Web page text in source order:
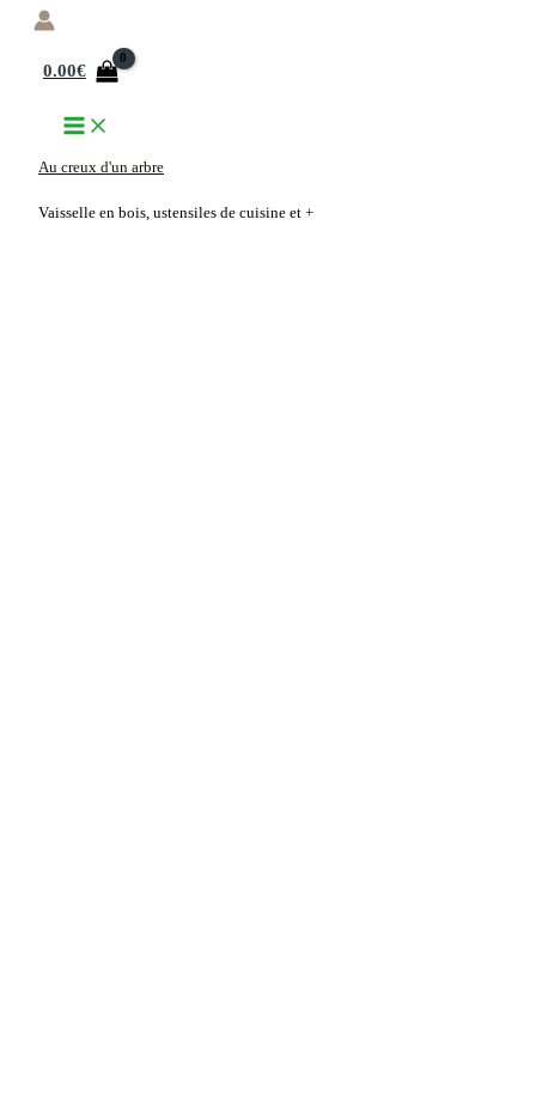
Aller
0.00€
Au creux d'un arbre
Vaisselle en bois, ustensiles de cuisine et +